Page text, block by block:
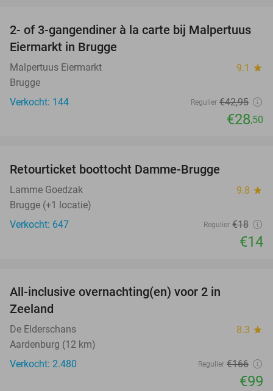
34%
2- of 3-gangendiner à la carte bij Malpertuus
Eiermarkt in Brugge
Malpertuus Eiermarkt 9.1 star
Brugge
Verkocht: 144
Regulier €42,95
€28,50
Retourticket boottocht Damme-Brugge
Lamme Goedzak 9.8 star
Brugge (+1 locatie)
Verkocht: 647
Regulier €18
€14
All-inclusive overnachting(en) voor 2 in
Zeeland
De Elderschans 8.3 star
Aardenburg (12 km)
Verkocht: 2.480
Regulier €166
€99